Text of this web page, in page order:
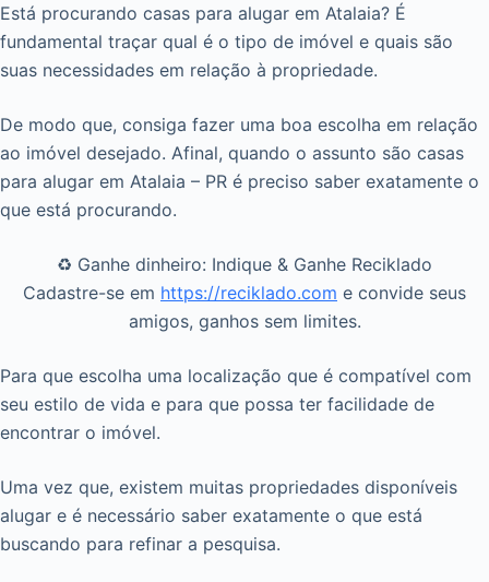
Está procurando casas para alugar em Atalaia? É
fundamental traçar qual é o tipo de imóvel e quais são
suas necessidades em relação à propriedade.
De modo que, consiga fazer uma boa escolha em relação
ao imóvel desejado. Afinal, quando o assunto são casas
para alugar em Atalaia – PR é preciso saber exatamente o
que está procurando.
♻️ Ganhe dinheiro: Indique & Ganhe Reciklado
Cadastre-se em https://reciklado.com e convide seus
amigos, ganhos sem limites.
Para que escolha uma localização que é compatível com
seu estilo de vida e para que possa ter facilidade de
encontrar o imóvel.
Uma vez que, existem muitas propriedades disponíveis
alugar e é necessário saber exatamente o que está
buscando para refinar a pesquisa.